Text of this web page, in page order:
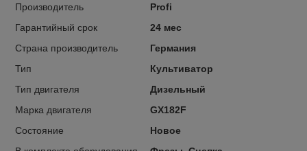
Производитель
Profi
Гарантийный срок
24 мес
Страна производитель
Германия
Тип
Культиватор
Тип двигателя
Дизельный
Марка двигателя
GX182F
Состояние
Новое